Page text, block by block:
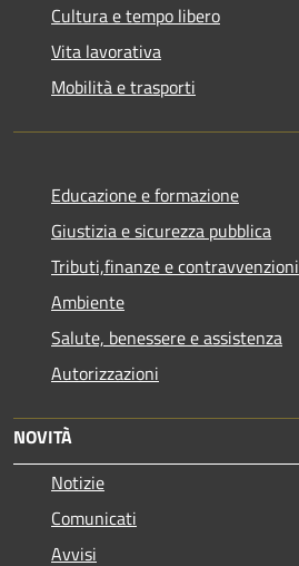
Cultura e tempo libero
Vita lavorativa
Mobilità e trasporti
Educazione e formazione
Giustizia e sicurezza pubblica
Tributi,finanze e contravvenzioni
Ambiente
Salute, benessere e assistenza
Autorizzazioni
NOVITÀ
Notizie
Comunicati
Avvisi